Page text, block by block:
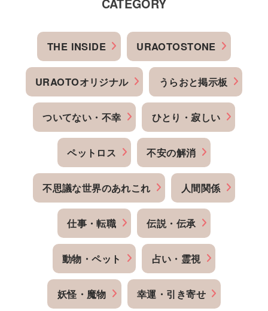
CATEGORY
THE INSIDE URAOTOSTONE
URAOTOオリジナル うらおと掲示板
ついてない・不幸 ひとり・寂しい
ペットロス 不安の解消
不思議な世界のあれこれ 人間関係
仕事・転職 伝説・伝承
動物・ペット 占い・霊視
妖怪・魔物 幸運・引き寄せ